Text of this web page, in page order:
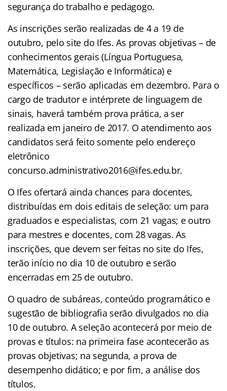
segurança do trabalho e pedagogo.
As inscrições serão realizadas de 4 a 19 de
outubro, pelo site do Ifes. As provas objetivas – de
conhecimentos gerais (Língua Portuguesa,
Matemática, Legislação e Informática) e
específicos – serão aplicadas em dezembro. Para o
cargo de tradutor e intérprete de linguagem de
sinais, haverá também prova prática, a ser
realizada em janeiro de 2017. O atendimento aos
candidatos será feito somente pelo endereço
eletrônico
concurso.administrativo2016@ifes.edu.br.
O Ifes ofertará ainda chances para docentes,
distribuídas em dois editais de seleção: um para
graduados e especialistas, com 21 vagas; e outro
para mestres e docentes, com 28 vagas. As
inscrições, que devem ser feitas no site do Ifes,
terão início no dia 10 de outubro e serão
encerradas em 25 de outubro.
O quadro de subáreas, conteúdo programático e
sugestão de bibliografia serão divulgados no dia
10 de outubro. A seleção acontecerá por meio de
provas e títulos: na primeira fase acontecerão as
provas objetivas; na segunda, a prova de
desempenho didático; e por fim, a análise dos
títulos.